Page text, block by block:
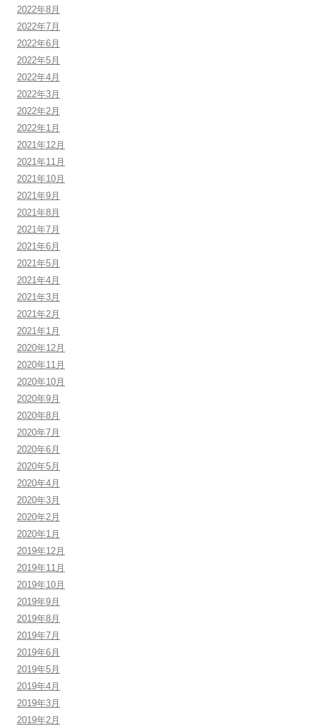
2022年8月
2022年7月
2022年6月
2022年5月
2022年4月
2022年3月
2022年2月
2022年1月
2021年12月
2021年11月
2021年10月
2021年9月
2021年8月
2021年7月
2021年6月
2021年5月
2021年4月
2021年3月
2021年2月
2021年1月
2020年12月
2020年11月
2020年10月
2020年9月
2020年8月
2020年7月
2020年6月
2020年5月
2020年4月
2020年3月
2020年2月
2020年1月
2019年12月
2019年11月
2019年10月
2019年9月
2019年8月
2019年7月
2019年6月
2019年5月
2019年4月
2019年3月
2019年2月